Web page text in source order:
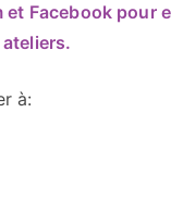
Facebook pour
à: